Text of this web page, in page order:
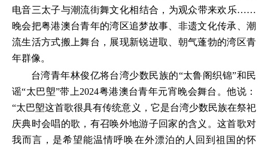
电音三太子与潮流街舞文化相结合，为观众带来欢乐……
晚会把粤港澳台青年的湾区追梦故事、非遗文化传承、潮
流生活方式搬上舞台，展现新锐进取、朝气蓬勃的湾区青
年群像。
台湾青年林俊亿将台湾少数民族的“太鲁阁织锦”和民
谣“太巴塱”带上2024粤港澳台青年元宵晚会舞台。他说：
“太巴塱这首歌很具有传统意义，它是台湾少数民族在祭祀
庆典时会唱的歌，有召唤外地游子回家的含义。这首歌对
我而言，是希望能温情呼唤在外漂泊的人回到祖国的怀